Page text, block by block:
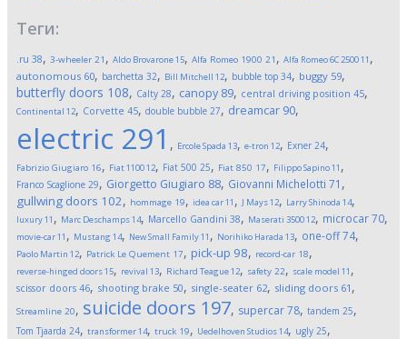
Теги:
.ru 38, 3-wheeler 21 , Aldo Brovarone15, Alfa Romeo 1900 21 , Alfa Romeo 6C 250011 ,
autonomous 60, barchetta 32, Bill Mitchell 12, bubble top 34, buggy 59,
butterfly doors 108, Calty 28, canopy 89, central driving position 45,
Continental 12, Corvette 45, double bubble 27, dreamcar 90,
electric 291 , Ercole Spada 13, e-tron 12, Exner 24,
Fabrizio Giugiaro 16, Fiat 110012, Fiat 500 25, Fiat 850 17, Filippo Sapino11 ,
Franco Scaglione 29, Giorgetto Giugiaro 88, Giovanni Michelotti 71 ,
gullwing doors 102, hommage 19, idea car11 , J Mays12, Larry Shinoda 14,
luxury11 , Marc Deschamps14, Marcello Gandini 38, Maserati 350012, microcar70,
movie-car11 , Mustang 14, New Small Family11 , Norihiko Harada 13, one-off74,
Paolo Martin 12, Patrick Le Quement 17, pick-up 98, record-car 18,
reverse-hinged doors15, revival 13, Richard Teague12, safety 22, scale model 11 ,
scissor doors 46, shooting brake 50, single-seater 62, sliding doors 61 ,
Streamline 20, suicide doors 197, supercar78, tandem 25,
Tom Tjaarda 24, transformer14, truck 19, Uedelhoven Studios14, ugly 25,